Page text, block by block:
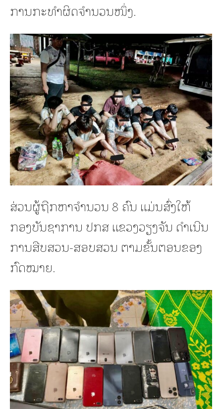
ການກະທຳຜິດຈຳນວນໜຶ່ງ.
ສ່ວນຜູ້ຖືກຫາຈຳນວນ 8 ຄົນ ແມ່ນສົ່ງໃຫ້
ກອງບັນຊາການ ປກສ ແຂວງວຽງຈັນ ດຳເນີນ
ການສືບສວນ-ສອບສວນ ຕາມຂັ້ນຕອນຂອງ
ກົດໝາຍ.